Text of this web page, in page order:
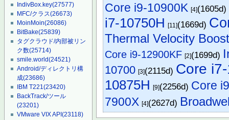
IndivBox.key(27577)
MFC/クラス(26673)
MoinMoin(26086)
BitBake(25839)
タグクラウド/内部被リン
ク数(25714)
smile.world(24521)
Android/ディレクトリ構
成(23686)
IBM T221(23420)
BackTrack/ツール
(23201)
VMware VIX API(23118)
Core i9-10900K [4](1605d)
i7-10750H [11](1669d)
Thermal Velocity
Core i9-12900KF [2](1699d)
10700 [3](2115d) Core
10875H [9](2256d) Core
7900X [4](2627d)